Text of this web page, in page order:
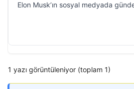
Elon Musk’ın sosyal medyada
1 yazı görüntüleniyor (toplam 1)